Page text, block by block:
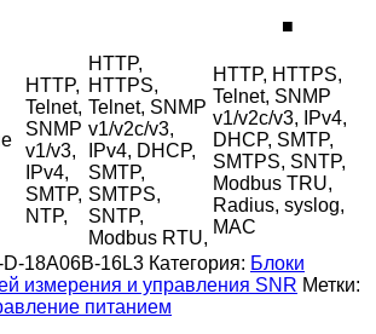
■
HTTP,
Telnet,
SNMP
v1/v3,
IPv4,
SMTP,
NTP,
HTTP,
HTTPS,
Telnet, SNMP
v1/v2c/v3,
IPv4, DHCP,
SMTP,
SMTPS,
SNTP,
Modbus RTU,
HTTP, HTTPS,
Telnet, SNMP
v1/v2c/v3, IPv4,
DHCP, SMTP,
SMTPS, SNTP,
Modbus TRU,
Radius, syslog,
MAC
18A06B-16L3 Категория: Блоки
измерения и управления SNR Метки:
питанием